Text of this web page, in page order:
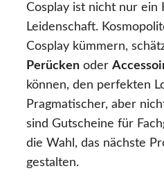
Cosplay ist nicht nur ein
Leidenschaft.
Cosplay kümmern,
Perücken oder
können, den perfekten
Pragmatischer, aber
sind Gutscheine für
die Wahl, das nächste
gestalten.